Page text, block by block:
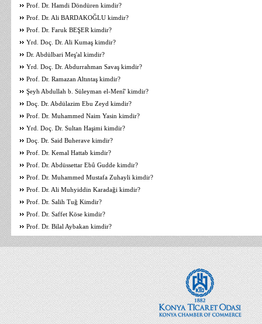
Prof. Dr. Hamdi Döndüren kimdir?
Prof. Dr. Ali BARDAKOĞLU kimdir?
Prof. Dr. Faruk BEŞER kimdir?
Yrd. Doç. Dr. Ali Kumaş kimdir?
Dr. Abdülbari Meş'al kimdir?
Yrd. Doç. Dr. Abdurrahman Savaş kimdir?
Prof. Dr. Ramazan Altıntaş kimdir?
Şeyh Abdullah b. Süleyman el-Menî' kimdir?
Doç. Dr. Abdülazim Ebu Zeyd kimdir?
Prof. Dr. Muhammed Naim Yasin kimdir?
Yrd. Doç. Dr. Sultan Haşimi kimdir?
Doç. Dr. Said Buherave kimdir?
Prof. Dr. Kemal Hattab kimdir?
Prof. Dr. Abdüssettar Ebû Gudde kimdir?
Prof. Dr. Muhammed Mustafa Zuhayli kimdir?
Prof. Dr. Ali Muhyiddin Karadaği kimdir?
Prof. Dr. Salih Tuğ Kimdir?
Prof. Dr. Saffet Köse kimdir?
Prof. Dr. Bilal Aybakan kimdir?